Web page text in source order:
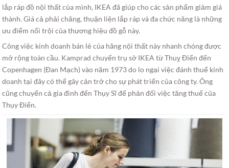
lắp ráp đồ nội thất của mình, IKEA đã giúp cho các sản phẩm giảm giá
thành. Giá cả phải chăng, thuận liện lắp ráp và đa chức năng là những
ưu điểm nổi trội của thương hiệu đồ gỗ này.
Công việc kinh doanh bán lẻ của hãng nội thất này nhanh chóng được
mở rộng toàn cầu. Kamprad chuyển trụ sở IKEA từ Thuỵ Điển đến
Copenhagen (Đan Mạch) vào năm 1973 do lo ngại việc đánh thuế kinh
doanh tại đây có thể gây cản trở cho sự phát triển của công ty. Ông
cũng chuyển cả gia đình đến Thụy Sĩ để phản đối việc tăng thuế của
Thụy Điển.